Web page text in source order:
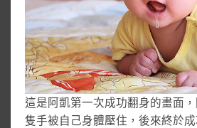
這是阿凱第一次成功翻身的畫面
隻手被自己身體壓住，後來終於